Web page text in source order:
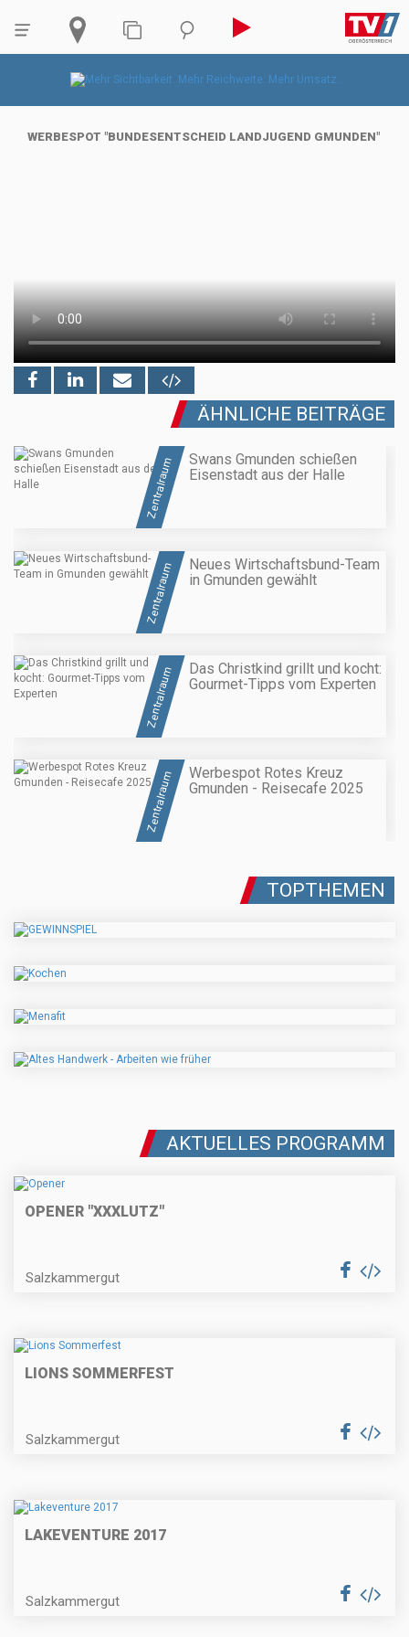
WERBESPOT "BUNDESENTSCHEID LANDJUGEND GMUNDEN"
ÄHNLICHE BEITRÄGE
Zentralraum
Swans Gmunden schießen
Eisenstadt aus der Halle
Zentralraum
Neues Wirtschaftsbund-Team
in Gmunden gewählt
Zentralraum
Das Christkind grillt und kocht:
Gourmet-Tipps vom Experten
Zentralraum
Werbespot Rotes Kreuz
Gmunden - Reisecafe 2025
TOPTHEMEN
AKTUELLES PROGRAMM
OPENER "XXXLUTZ"
Salzkammergut
LIONS SOMMERFEST
Salzkammergut
LAKEVENTURE 2017
Salzkammergut